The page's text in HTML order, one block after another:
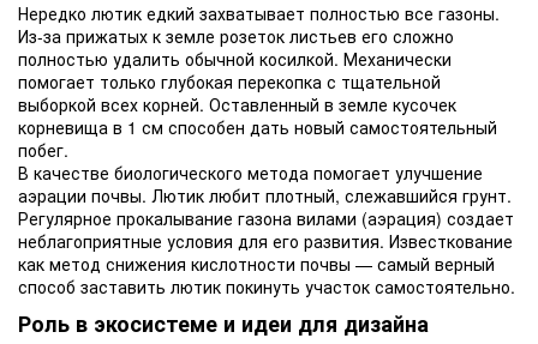
Нередко лютик едкий захватывает полностью все газоны.
Из-за прижатых к земле розеток листьев его сложно
полностью удалить обычной косилкой. Механически
помогает только глубокая перекопка с тщательной
выборкой всех корней. Оставленный в земле кусочек
корневища в 1 см способен дать новый самостоятельный
побег.
В качестве биологического метода помогает улучшение
аэрации почвы. Лютик любит плотный, слежавшийся грунт.
Регулярное прокалывание газона вилами (аэрация) создает
неблагоприятные условия для его развития. Известкование
как метод снижения кислотности почвы — самый верный
способ заставить лютик покинуть участок самостоятельно.
Роль в экосистеме и идеи для дизайна